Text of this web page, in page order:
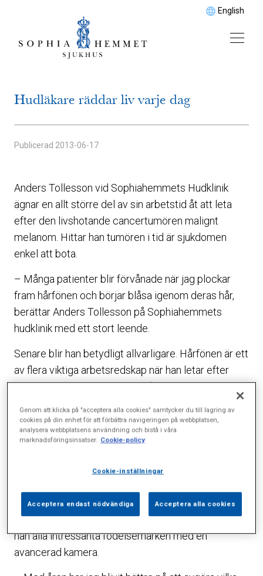
English
Hudläkare räddar liv varje dag
Publicerad 2013-06-17
Anders Tollesson vid Sophiahemmets Hudklinik
ägnar en allt större del av sin arbetstid åt att leta
efter den livshotande cancertumören malignt
melanom. Hittar han tumören i tid är sjukdomen
enkel att bota.
– Många patienter blir förvånade när jag plockar
fram hårfönen och börjar blåsa igenom deras hår,
berättar Anders Tollesson på Sophiahemmets
hudklinik med ett stort leende.
Senare blir han betydligt allvarligare. Hårfönen är ett
av flera viktiga arbetsredskap när han letar efter
pigmentfläckar som kan innehålla den potentiellt
– Det är en lurig tumör som kan gömma sig överallt
på kroppen och därför måste jag börja i hårbotten
upp till huvudet igen.
Normalt tar en genomgång cirka 15 minuter under
den tiden både diagnostiserar och dokumenterar
han alla intressanta födelsemärken med en
avancerad kamera.
Genom att klicka på "acceptera alla cookies" samtycker du till lagring av
cookies på din enhet för att förbättra navigeringen på webbplatsen,
analysera webbplatsens användning och bistå i våra
marknadsföringsinsatser. Cookie-policy
Cookie-inställningar
Acceptera endast nödvändiga Acceptera alla cookies